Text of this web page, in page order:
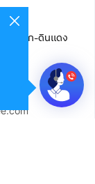
นอโศก-ดินแดง